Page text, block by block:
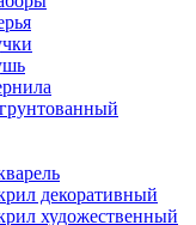
декоративный
художественный